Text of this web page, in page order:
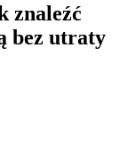
znaleźć
bez utraty